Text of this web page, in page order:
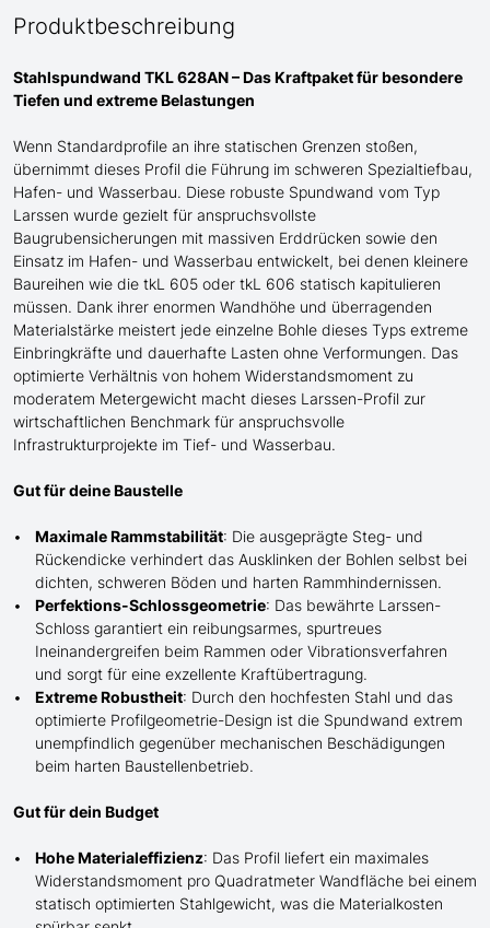
Produktbeschreibung
Stahlspundwand TKL 628AN – Das Kraftpaket fürbesondere
Tiefen und extreme Belastungen
Wenn Standardprofile an ihre statischen Grenzen stoßen,
übernimmt dieses Profil die Führung im schweren Spezialtiefbau,
Hafen- und Wasserbau. Diese robuste Spundwand vom Typ
Larssen wurde gezielt für anspruchsvollste
Baugrubensicherungen mit massiven Erddrücken sowie den
Einsatz im Hafen- und Wasserbau entwickelt, bei denen kleinere
Baureihen wie die tkL 605 oder tkL 606 statisch kapitulieren
müssen. Dank ihrer enormen Wandhöhe und überragenden
Materialstärke meistert jede einzelne Bohle dieses Typs extreme
Einbringkräfte und dauerhafte Lasten ohne Verformungen. Das
optimierte Verhältnis von hohem Widerstandsmoment zu
moderatem Metergewicht macht dieses Larssen-Profil zur
wirtschaftlichen Benchmark für anspruchsvolle
Infrastrukturprojekte im Tief- und Wasserbau.
Gut für deine Baustelle
Maximale Rammstabilität: Die ausgeprägte Steg- und
Rückendicke verhindert das Ausklinken der Bohlen selbst bei
dichten, schweren Böden und harten Rammhindernissen.
Perfektions-Schlossgeometrie: Das bewährte Larssen-
Schloss garantiert ein reibungsarmes, spurtreues
Ineinandergreifen beim Rammen oder Vibrationsverfahren
und sorgt für eine exzellente Kraftübertragung.
Extreme Robustheit: Durch den hochfesten Stahl und das
optimierte Profilgeometrie-Design ist die Spundwand extrem
unempfindlich gegenüber mechanischen Beschädigungen
beim harten Baustellenbetrieb.
Gut für dein Budget
Hohe Materialeffizienz: Das Profil liefert ein maximales
Widerstandsmoment pro Quadratmeter Wandfläche bei einem
statisch optimierten Stahlgewicht, was die Materialkosten